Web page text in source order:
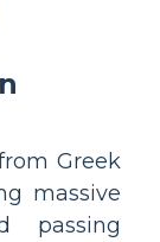
Greek
massive
passing